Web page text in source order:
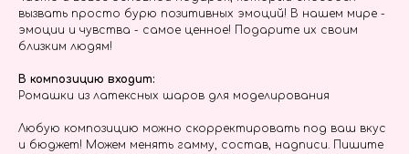
вызвать просто бурю позитивных эмоций! В нашем мире -
эмоции и чувства - самое ценное! Подарите их своим
близким людям!
В композицию входит:
Ромашки из латексных шаров для моделирования
Любую композицию можно скорректировать под ваш вкус
и бюджет! Можем менять гамму, состав, надписи. Пишите